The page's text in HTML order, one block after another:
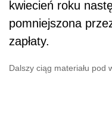
kwiecień roku
pomniejszona
zapłaty.
Dalszy ciąg materiału pod